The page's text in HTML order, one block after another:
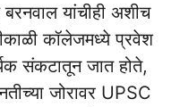
यांचीही अशीच
कॉलेजमध्ये प्रवेश
संकटातून जात होते,
जोरावर UPSC